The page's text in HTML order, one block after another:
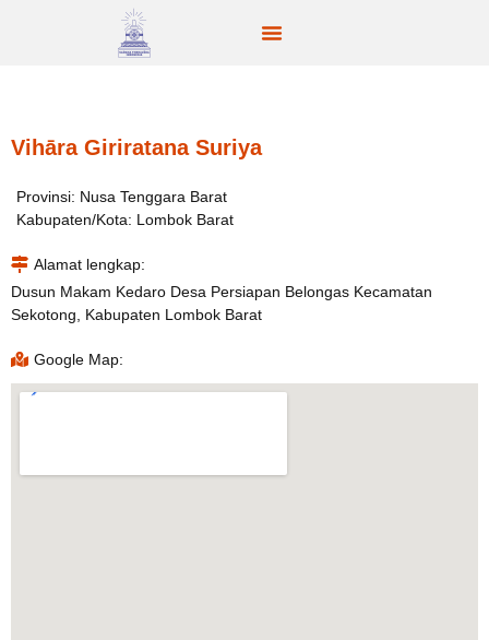
Vihāra Giriratana Suriya
Provinsi: Nusa Tenggara Barat
Kabupaten/Kota: Lombok Barat
Alamat lengkap:
Dusun Makam Kedaro Desa Persiapan Belongas Kecamatan
Sekotong, Kabupaten Lombok Barat
Google Map: